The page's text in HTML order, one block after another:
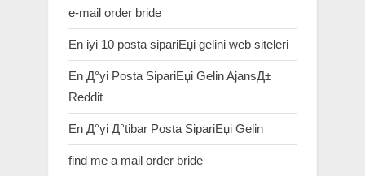
e-mail order bride
En iyi 10 posta sipariЕџi gelini web siteleri
En Д°yi Posta SipariЕџi Gelin AjansД±
Reddit
En Д°yi Д°tibar Posta SipariЕџi Gelin
find me a mail order bride